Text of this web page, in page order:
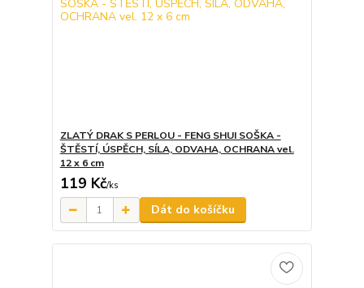
ZLATÝ DRAK S PERLOU - FENG SHUI SOŠKA -
ŠTĚSTÍ, ÚSPĚCH, SÍLA, ODVAHA, OCHRANA vel.
12 x 6 cm
119 Kč/ks
Dát do košíčku